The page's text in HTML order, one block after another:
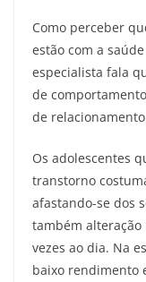
Como perceber
estão com a
especialista fala
de
de
Os adolescentes
transtorno
afastando-se dos
também alteração
vezes ao dia. Na
baixo rendimento